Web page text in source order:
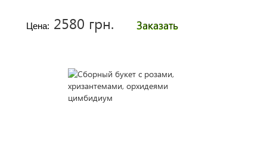
Цена: 2580 грн. Заказать